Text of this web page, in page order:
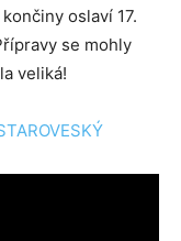
oslaví 17.
se mohly
veliká!